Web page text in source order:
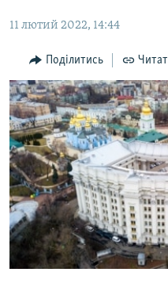
Перейти
пошукуІНТЕРВ'Ю
ВСЕ ЗА ДЕНЬ
СПЕЦПРОЕКТИ
ДЕПОРТАЦІЯ
ВІДЕОУРОКИ «ELIFBE»
СВІДЧЕННЯ ОКУПАЦІЇ
УКРАЇНСЬКА ПРОБЛЕМА
ІНФОГРАФІКА
ЯК ОБІЙТИ БЛОКУВАННЯ
Русский
Qırımtatar
ДОЛУЧАЙСЯ!
11 лютий 2022, 14:44
Поділитись